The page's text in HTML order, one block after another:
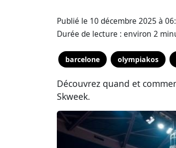
Publié le 10 décembre 2025 à
Durée de lecture : environ 2
barcelone olympiakos
Découvrez quand et
Skweek.